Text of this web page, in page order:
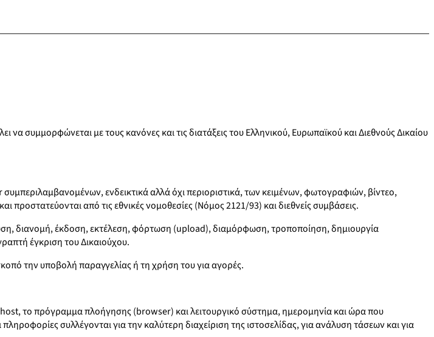
συμμορφώνεται με τους κανόνες και τις διατάξεις του Ελληνικού, Ευρωπαϊκού και Διεθνούς Δικαίου
ενδεικτικά αλλά όχι περιοριστικά, των κειμένων, φωτογραφιών, βίντεο,
από τις εθνικές νομοθεσίες (Νόμος 2121/93) και διεθνείς συμβάσεις.
διανομή, έκδοση, εκτέλεση, φόρτωση (upload), διαμόρφωση, τροποποίηση, δημιουργία
έγκριση του Δικαιούχου.
την υποβολή παραγγελίας ή τη χρήση του για αγορές.
το πρόγραμμα πλοήγησης (browser) και λειτουργικό σύστημα, ημερομηνία και ώρα που
συλλέγονται για την καλύτερη διαχείριση της ιστοσελίδας, για ανάλυση τάσεων και για